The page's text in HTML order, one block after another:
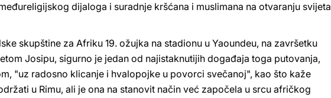
dijaloga i suradnje kršćana i muslimana na otvaranju svijeta
skupštine za Afriku 19. ožujka na stadionu u Yaoundeu, na završetku
Josipu, sigurno je jedan od najistaknutijih događaja toga putovanja,
"uz radosno klicanje i hvalopojke u povorci svečanoj", kao što kaže
u Rimu, ali je ona na stanovit način već započela u srcu afričkog